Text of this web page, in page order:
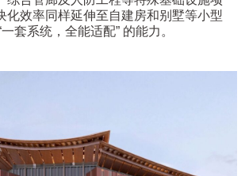
化效率同样延伸至自建房和别墅等小型
套系统，全能适配”​ 的能力。